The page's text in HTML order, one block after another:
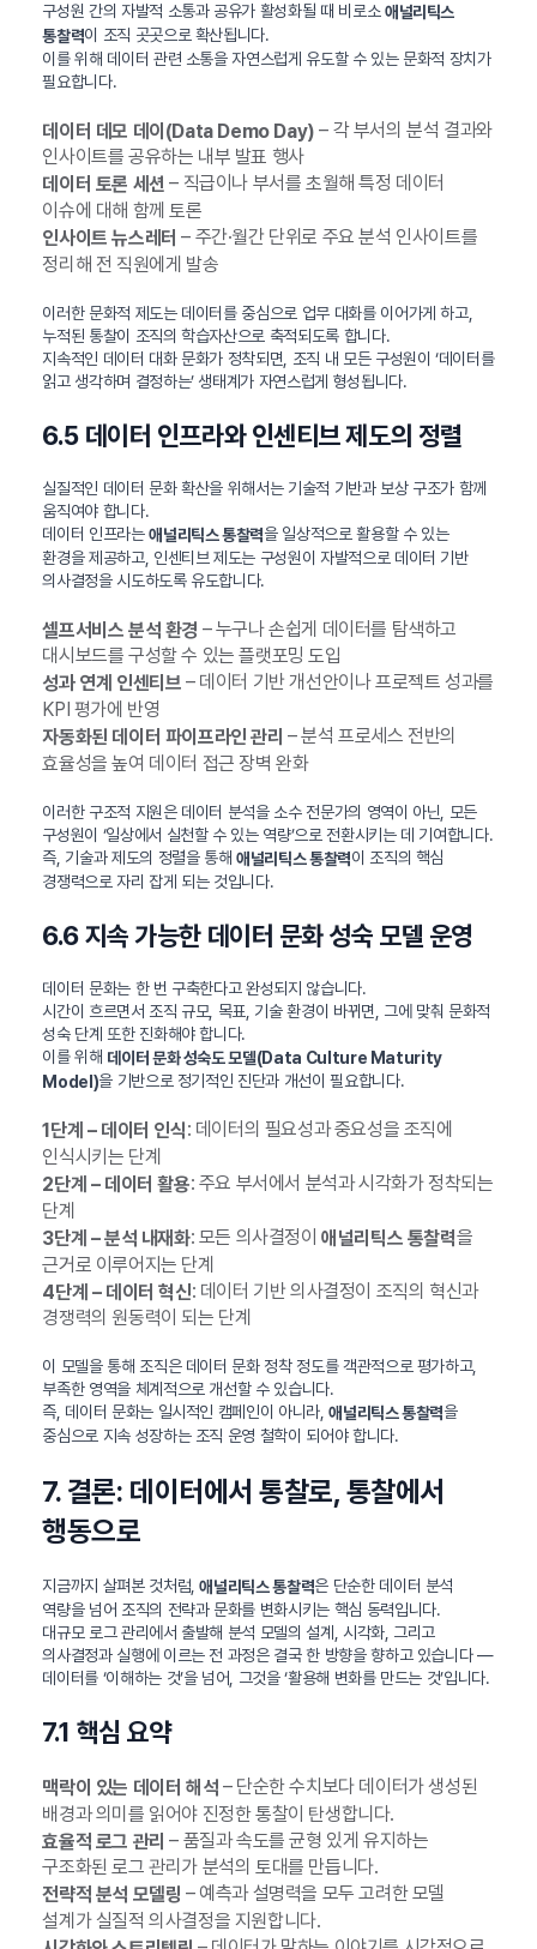
구성원 간의 자발적 소통과 공유가 활성화될 때 비로소애널리틱스
통찰력이 조직 곳곳으로 확산됩니다.
이를 위해 데이터 관련 소통을 자연스럽게 유도할 수 있는 문화적 장치가
필요합니다.
데이터 데모 데이(Data Demo Day) – 각 부서의 분석 결과와
인사이트를 공유하는 내부 발표 행사
데이터 토론 세션 – 직급이나 부서를 초월해 특정 데이터
이슈에 대해 함께 토론
인사이트 뉴스레터 – 주간·월간 단위로 주요 분석 인사이트를
정리해 전 직원에게 발송
이러한 문화적 제도는 데이터를 중심으로 업무 대화를 이어가게 하고,
누적된 통찰이 조직의 학습자산으로 축적되도록 합니다.
지속적인 데이터 대화 문화가 정착되면, 조직 내 모든 구성원이 ‘데이터를
읽고 생각하며 결정하는’ 생태계가 자연스럽게 형성됩니다.
6.5 데이터 인프라와 인센티브 제도의 정렬
실질적인 데이터 문화 확산을 위해서는 기술적 기반과 보상 구조가 함께
움직여야 합니다.
데이터 인프라는애널리틱스 통찰력을 일상적으로 활용할 수 있는
환경을 제공하고, 인센티브 제도는 구성원이 자발적으로 데이터 기반
의사결정을 시도하도록 유도합니다.
셀프서비스 분석 환경 – 누구나 손쉽게 데이터를 탐색하고
대시보드를 구성할 수 있는 플랫포밍 도입
성과 연계 인센티브 – 데이터 기반 개선안이나 프로젝트 성과를
KPI 평가에 반영
자동화된 데이터 파이프라인 관리 – 분석 프로세스 전반의
효율성을 높여 데이터 접근 장벽 완화
이러한 구조적 지원은 데이터 분석을 소수 전문가의 영역이 아닌, 모든
구성원이 ‘일상에서 실천할 수 있는 역량’으로 전환시키는 데 기여합니다.
즉, 기술과 제도의 정렬을 통해애널리틱스 통찰력이 조직의 핵심
경쟁력으로 자리 잡게 되는 것입니다.
6.6 지속 가능한 데이터 문화 성숙 모델 운영
데이터 문화는 한 번 구축한다고 완성되지 않습니다.
시간이 흐르면서 조직 규모, 목표, 기술 환경이 바뀌면, 그에 맞춰 문화적
성숙 단계 또한 진화해야 합니다.
이를 위해 데이터 문화 성숙도 모델(Data Culture Maturity
Model)을 기반으로 정기적인 진단과 개선이 필요합니다.
1단계 – 데이터 인식: 데이터의 필요성과 중요성을 조직에
인식시키는 단계
2단계 – 데이터 활용: 주요 부서에서 분석과 시각화가 정착되는
단계
3단계 – 분석 내재화: 모든 의사결정이애널리틱스 통찰력을
근거로 이루어지는 단계
4단계 – 데이터 혁신: 데이터 기반 의사결정이 조직의 혁신과
경쟁력의 원동력이 되는 단계
이 모델을 통해 조직은 데이터 문화 정착 정도를 객관적으로 평가하고,
부족한 영역을 체계적으로 개선할 수 있습니다.
즉, 데이터 문화는 일시적인 캠페인이 아니라,애널리틱스 통찰력을
중심으로 지속 성장하는 조직 운영 철학이 되어야 합니다.
7. 결론: 데이터에서 통찰로, 통찰에서
행동으로
지금까지 살펴본 것처럼,애널리틱스 통찰력은 단순한 데이터 분석
역량을 넘어 조직의 전략과 문화를 변화시키는 핵심 동력입니다.
대규모 로그 관리에서 출발해 분석 모델의 설계, 시각화, 그리고
의사결정과 실행에 이르는 전 과정은 결국 한 방향을 향하고 있습니다 —
데이터를 ‘이해하는 것’을 넘어, 그것을 ‘활용해 변화를 만드는 것’입니다.
7.1 핵심 요약
맥락이 있는 데이터 해석 – 단순한 수치보다 데이터가 생성된
배경과 의미를 읽어야 진정한 통찰이 탄생합니다.
효율적 로그 관리 – 품질과 속도를 균형 있게 유지하는
구조화된 로그 관리가 분석의 토대를 만듭니다.
전략적 분석 모델링 – 예측과 설명력을 모두 고려한 모델
설계가 실질적 의사결정을 지원합니다.